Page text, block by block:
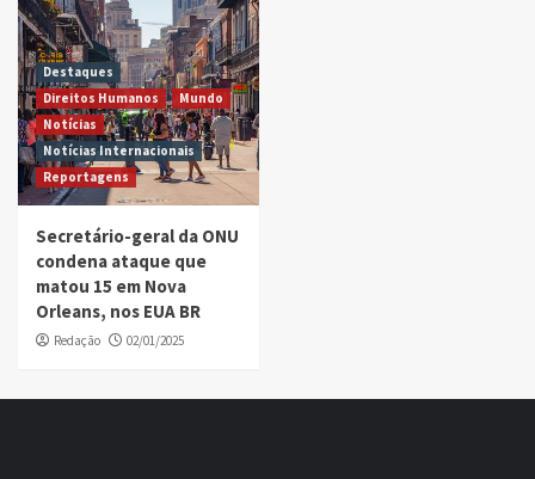
Destaques
Direitos Humanos
Mundo
Notícias
Notícias Internacionais
Reportagens
Secretário-geral da ONU
condena ataque que
matou 15 em Nova
Orleans, nos EUA BR
Redação 02/01/2025